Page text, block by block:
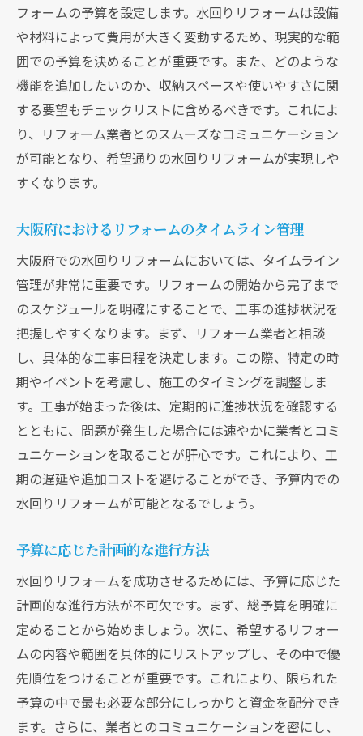
フォームの予算を設定します。水回りリフォームは設備
や材料によって費用が大きく変動するため、現実的な範
囲での予算を決めることが重要です。また、どのような
機能を追加したいのか、収納スペースや使いやすさに関
する要望もチェックリストに含めるべきです。これによ
り、リフォーム業者とのスムーズなコミュニケーション
が可能となり、希望通りの水回りリフォームが実現しや
すくなります。
大阪府におけるリフォームのタイムライン管理
大阪府での水回りリフォームにおいては、タイムライン
管理が非常に重要です。リフォームの開始から完了まで
のスケジュールを明確にすることで、工事の進捗状況を
把握しやすくなります。まず、リフォーム業者と相談
し、具体的な工事日程を決定します。この際、特定の時
期やイベントを考慮し、施工のタイミングを調整しま
す。工事が始まった後は、定期的に進捗状況を確認する
とともに、問題が発生した場合には速やかに業者とコミ
ュニケーションを取ることが肝心です。これにより、工
期の遅延や追加コストを避けることができ、予算内での
水回りリフォームが可能となるでしょう。
予算に応じた計画的な進行方法
水回りリフォームを成功させるためには、予算に応じた
計画的な進行方法が不可欠です。まず、総予算を明確に
定めることから始めましょう。次に、希望するリフォー
ムの内容や範囲を具体的にリストアップし、その中で優
先順位をつけることが重要です。これにより、限られた
予算の中で最も必要な部分にしっかりと資金を配分でき
ます。さらに、業者とのコミュニケーションを密にし、